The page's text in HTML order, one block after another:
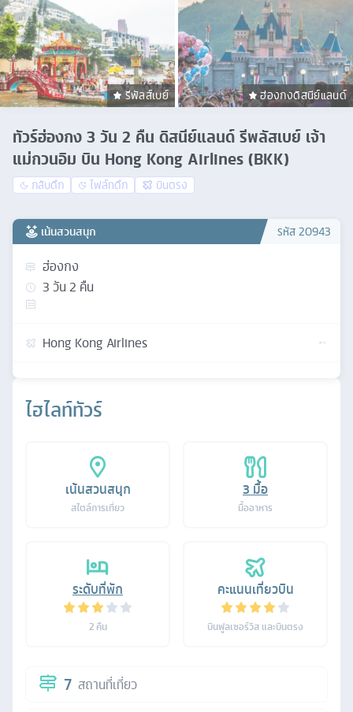
รีพัลส์เบย์ ฮ่องกงดิสนีย์แลนด์
ทัวร์ฮ่องกง 3 วัน 2 คืน ดิสนีย์แลนด์ รีพลัสเบย์ เจ้า
แม่กวนอิม บิน Hong Kong Airlines (BKK)
กลับดึก ไฟล์ทดึก บินตรง
ไฮไลท์ทัวร์
เน้นสวนสนุก
สไตล์การเที่ยว
3 มื้อ
มื้ออาหาร
ระดับที่พัก
2คืน
คะแนนเที่ยวบิน
บินฟูลเซอร์วิส และบินตรง
7 สถานที่เที่ยว
เน้นสวนสนุก รหัส20943
ฮ่องกง
3วัน2 คืน
Hong Kong Airlines